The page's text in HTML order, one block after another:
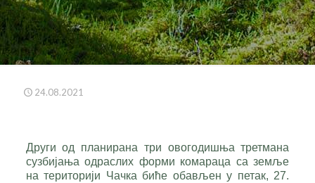
24.08.2021
Други од планирана три овогодишња третмана
сузбијања одраслих форми комараца са земље
на територији Чачка биће обављен у петак, 27.